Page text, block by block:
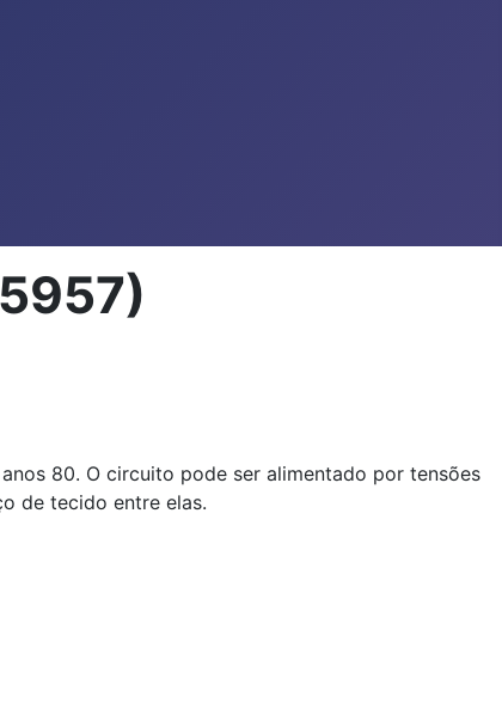
80. O circuito pode ser alimentado por tensões
de tecido entre elas.